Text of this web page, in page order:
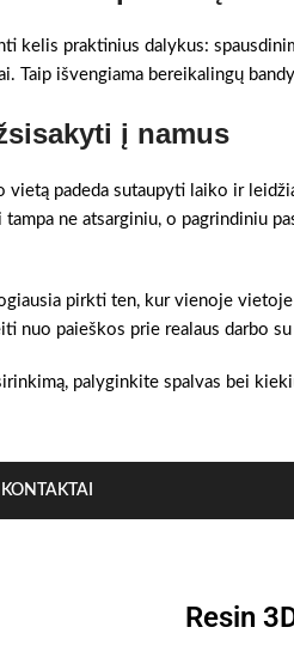
kelis praktinius dalykus:
Taip išvengiama bereikalingų
į namus
vietą padeda sutaupyti laiko ir
ne atsarginiu, o pagrindiniu
pirkti ten, kur vienoje
nuo paieškos prie realaus darbo su
palyginkite spalvas bei
KONTAKTAI
Resin